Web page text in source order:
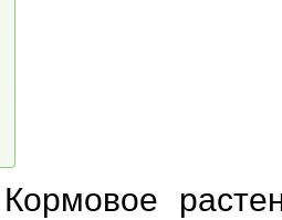
Кормовое